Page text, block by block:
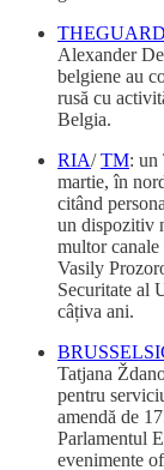
Alexander
belgiene au
rusă cu
Belgia.
RIA/TM: un
martie, în
citând
un dispozitiv
multor
Vasily
Securitate al
câțiva ani.
Tatjana
pentru
amendă de
Parlamentul
evenimente